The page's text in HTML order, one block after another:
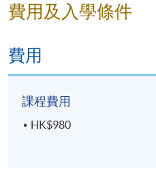
費用及入學條件
費用
課程費用
HK$980